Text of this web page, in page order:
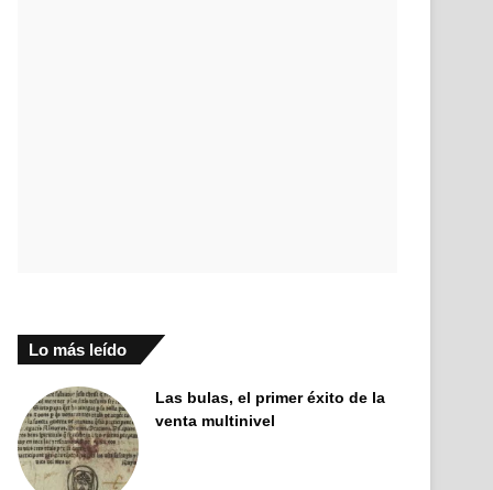
Lo más leído
Las bulas, el primer éxito de la
venta multinivel